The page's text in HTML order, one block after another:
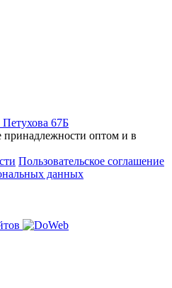
67Б
оптом и в
Пользовательское соглашение
данных